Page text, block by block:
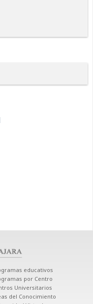
educativos
por Centro
Universitarios
del Conocimiento